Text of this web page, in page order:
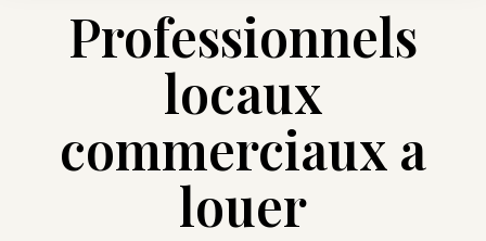
ESTIMER
BIENS VENDUS
NOS CABINETS
Surface min Budget max
Créer une alerte
Professionnels
locaux
commerciaux a
louer